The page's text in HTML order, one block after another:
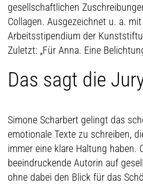
gesellschaftlichen
Collagen. Ausgezeichnet u. a.
Arbeitsstipendium der
Zuletzt: „Für Anna. Eine
Das sagt die
Simone Scharbert gelingt das
emotionale Texte zu schreiben,
immer eine klare Haltung haben.
beeindruckende Autorin auf
ohne dabei den Blick für das